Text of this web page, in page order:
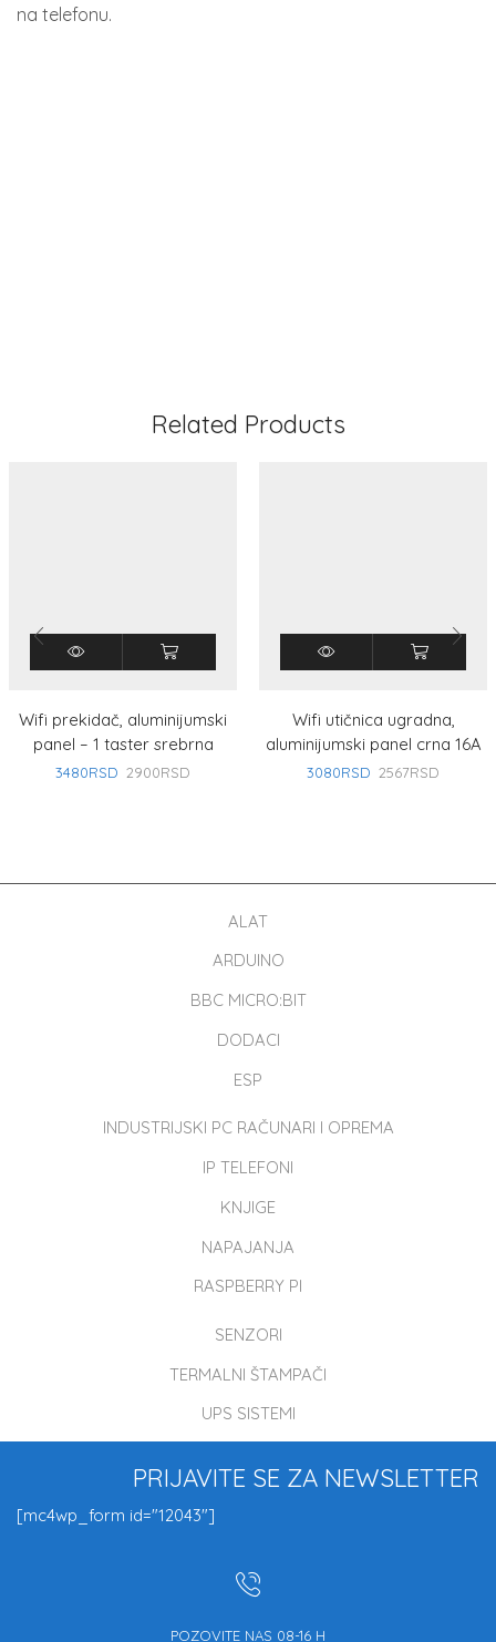
na telefonu.
Related Products
Wifi prekidač, aluminijumski
panel – 1 taster srebrna
3480RSD 2900RSD
Wifi utičnica ugradna,
aluminijumski panel crna 16A
3080RSD 2567RSD
ALAT
ARDUINO
BBC MICRO:BIT
DODACI
ESP
INDUSTRIJSKI PC RAČUNARI I OPREMA
IP TELEFONI
KNJIGE
NAPAJANJA
RASPBERRY PI
SENZORI
TERMALNI ŠTAMPAČI
UPS SISTEMI
PRIJAVITE SE ZA NEWSLETTER
[mc4wp_form id="12043"]
POZOVITE NAS 08-16 H